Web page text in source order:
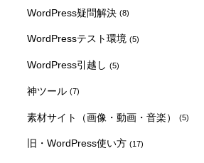
WordPress疑問解決 (8)
WordPressテスト環境 (5)
WordPress引越し (5)
神ツール (7)
素材サイト（画像・動画・音楽） (5)
旧・WordPress使い方 (17)